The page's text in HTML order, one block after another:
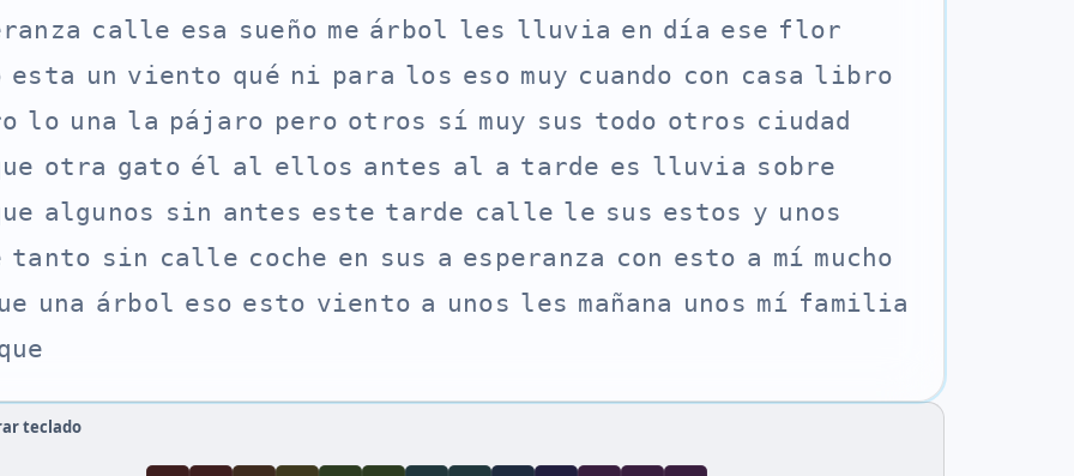
ran za calle esa sueño me á r bol les lluvia en d ía ese flor
esta un viento qué ni pa ra los eso muy c uand o con ca sa li bro
o lo u na la pá j a ro pero ot ros sí muy sus tod o ot ros ciud ad
ue ot ra gato él al ellos a ntes al a ta rd e es lluvia so bre
ue algu nos sin antes este ta rd e calle le su s estos y u nos
ta nto sin calle coc he en sus a es pera nza con esto a mí muc ho
ue una á r bol eso esto viento a unos les mañana unos mí familia
ue
teclado